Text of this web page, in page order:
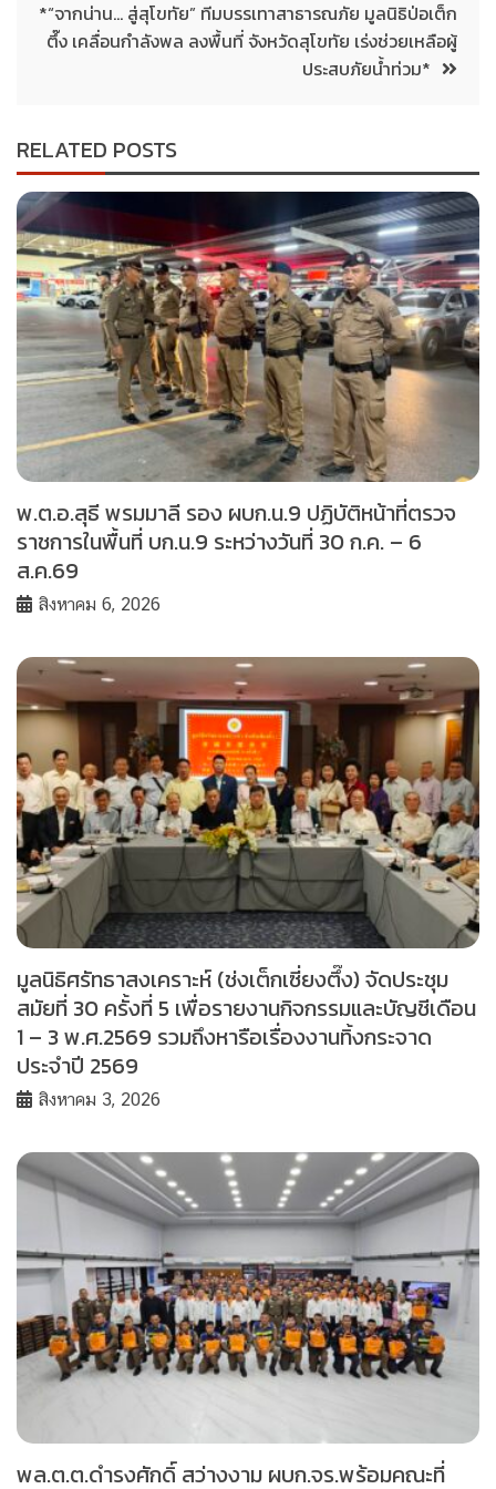
*“จากน่าน… สู่สุโขทัย” ทีมบรรเทาสาธารณภัย มูลนิธิป่อเต็ก
ตึ๊ง เคลื่อนกำลังพล ลงพื้นที่ จังหวัดสุโขทัย เร่งช่วยเหลือผู้
ประสบภัยน้ำท่วม*
RELATED POSTS
พ.ต.อ.สุธี พรมมาลี รอง ผบก.น.9 ปฏิบัติหน้าที่ตรวจ
ราชการในพื้นที่ บก.น.9 ระหว่างวันที่ 30 ก.ค. – 6
ส.ค.69
สิงหาคม 6, 2026
มูลนิธิศรัทธาสงเคราะห์ (ช่งเต็กเซี่ยงตึ๊ง) จัดประชุม
สมัยที่ 30 ครั้งที่ 5 เพื่อรายงานกิจกรรมและบัญชีเดือน
1 – 3 พ.ศ.2569 รวมถึงหารือเรื่องงานทิ้งกระจาด
ประจำปี 2569
สิงหาคม 3, 2026
พล.ต.ต.ดำรงศักดิ์ สว่างงาม ผบก.จร.พร้อมคณะที่